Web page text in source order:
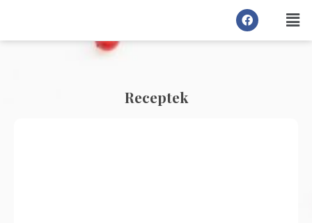
Receptek